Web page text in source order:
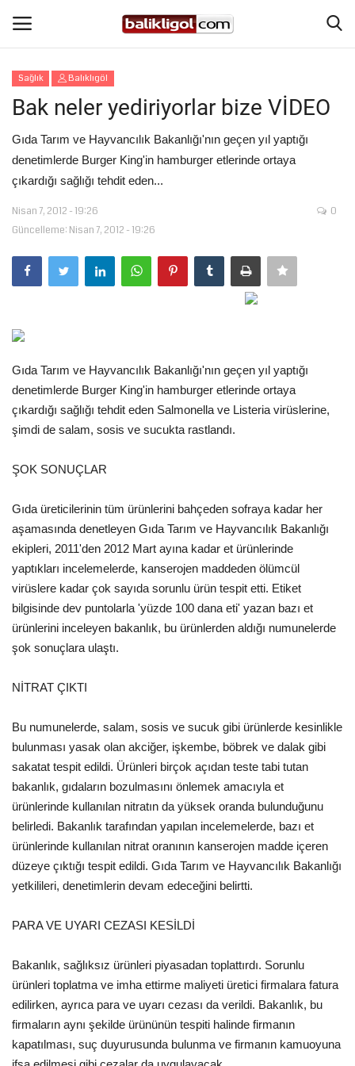
Giriş Yap
Anasayfa
Köşe Yazıları
Magazin
Şanlıurfa
Spor
Gündem
Tekno Bilim
Ekonomi
Siyaset
Galeriler
Yaşam
Künye
Kültür Sanat
Sağlık Balıklıgöl
Bak neler yediriyorlar bize VİDEO
Gıda Tarım ve Hayvancılık Bakanlığı'nın geçen yıl yaptığı
denetimlerde Burger King'in hamburger etlerinde ortaya
çıkardığı sağlığı tehdit eden...
Nisan 7, 2012 - 19:26
Güncelleme: Nisan 7, 2012 - 19:26
0
Gıda Tarım ve Hayvancılık Bakanlığı'nın geçen yıl yaptığı
denetimlerde Burger King'in hamburger etlerinde ortaya
çıkardığı sağlığı tehdit eden Salmonella ve Listeria virüslerine,
şimdi de salam, sosis ve sucukta rastlandı.
ŞOK SONUÇLAR
Gıda üreticilerinin tüm ürünlerini bahçeden sofraya kadar her
aşamasında denetleyen Gıda Tarım ve Hayvancılık Bakanlığı
ekipleri, 2011'den 2012 Mart ayına kadar et ürünlerinde
yaptıkları incelemelerde, kanserojen maddeden ölümcül
virüslere kadar çok sayıda sorunlu ürün tespit etti. Etiket
bilgisinde dev puntolarla 'yüzde 100 dana eti' yazan bazı et
ürünlerini inceleyen bakanlık, bu ürünlerden aldığı numunelerde
şok sonuçlara ulaştı.
NİTRAT ÇIKTI
Bu numunelerde, salam, sosis ve sucuk gibi ürünlerde kesinlikle
bulunması yasak olan akciğer, işkembe, böbrek ve dalak gibi
sakatat tespit edildi. Ürünleri birçok açıdan teste tabi tutan
bakanlık, gıdaların bozulmasını önlemek amacıyla et
ürünlerinde kullanılan nitratın da yüksek oranda bulunduğunu
belirledi. Bakanlık tarafından yapılan incelemelerde, bazı et
ürünlerinde kullanılan nitrat oranının kanserojen madde içeren
düzeye çıktığı tespit edildi. Gıda Tarım ve Hayvancılık Bakanlığı
yetkilileri, denetimlerin devam edeceğini belirtti.
PARA VE UYARI CEZASI KESİLDİ
Bakanlık, sağlıksız ürünleri piyasadan toplattırdı. Sorunlu
ürünleri toplatma ve imha ettirme maliyeti üretici firmalara fatura
edilirken, ayrıca para ve uyarı cezası da verildi. Bakanlık, bu
firmaların aynı şekilde ürününün tespiti halinde firmanın
kapatılması, suç duyurusunda bulunma ve firmanın kamuoyuna